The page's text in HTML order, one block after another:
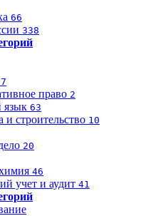
66
338
7
право 2
язык 63
и строительство 10
20
46
учет и аудит 41